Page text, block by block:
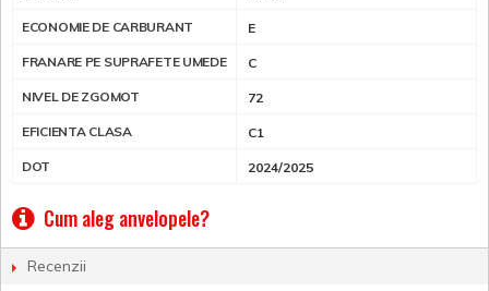
ECONOMIE DE CARBURANT E
FRANARE PE SUPRAFETE UMEDE C
NIVEL DE ZGOMOT 72
EFICIENTA CLASA C1
DOT 2024/2025
Cum aleg anvelopele?
Recenzii